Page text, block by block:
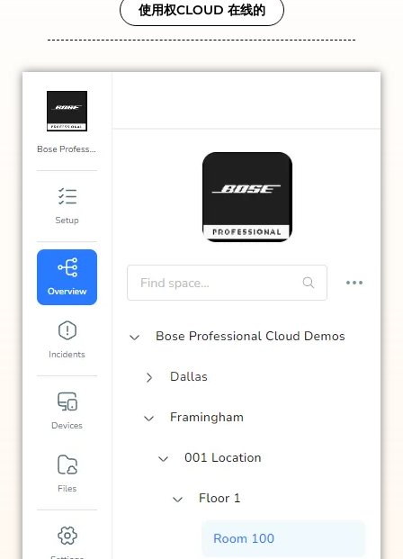
使用权CLOUD 在线的